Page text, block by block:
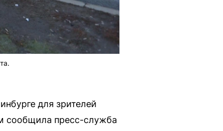
для зрителей
сообщила пресс-служба